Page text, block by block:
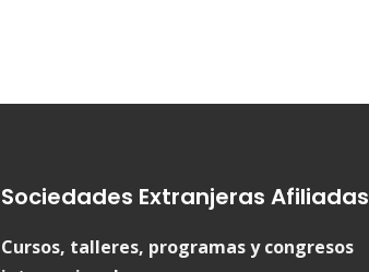
Sociedades Extranjeras Afiliadas
Cursos, talleres, programas y congresos